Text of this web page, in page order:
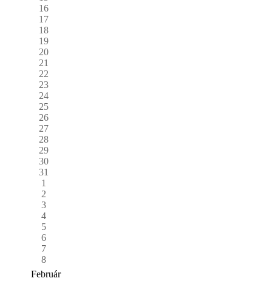
16
17
18
19
20
21
22
23
24
25
26
27
28
29
30
31
1
2
3
4
5
6
7
8
Február